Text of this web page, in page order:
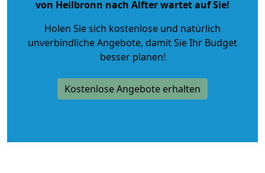
von Heilbronn nach Alfter wartet auf Sie!
Holen Sie sich kostenlose und natürlich
unverbindliche Angebote, damit Sie Ihr Budget
besser planen!
Kostenlose Angebote erhalten